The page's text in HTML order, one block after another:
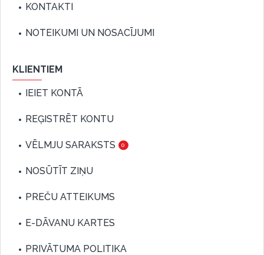
KONTAKTI
NOTEIKUMI UN NOSACĪJUMI
KLIENTIEM
IEIET KONTĀ
REĢISTRĒT KONTU
VĒLMJU SARAKSTS 0
NOSŪTĪT ZIŅU
PREČU ATTEIKUMS
E-DĀVANU KARTES
PRIVĀTUMA POLITIKA